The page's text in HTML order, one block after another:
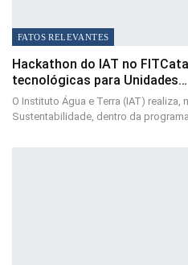
FATOS RELEVANTES
Hackathon do IAT no
tecnológicas para Unidades…
O Instituto Água e Terra (IAT) realiza,
Sustentabilidade, dentro da